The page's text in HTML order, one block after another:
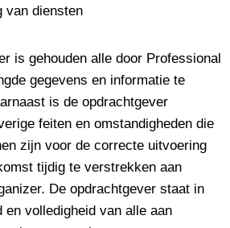
van diensten
is gehouden alle door Professional
gegevens en informatie te
is de opdrachtgever
feiten en omstandigheden die
zijn voor de correcte uitvoering
tijdig te verstrekken aan
De opdrachtgever staat in
en volledigheid van alle aan